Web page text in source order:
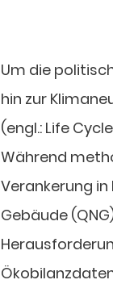
Um die
hin zur
(engl.: Life
Während
Verankerung
Gebäude